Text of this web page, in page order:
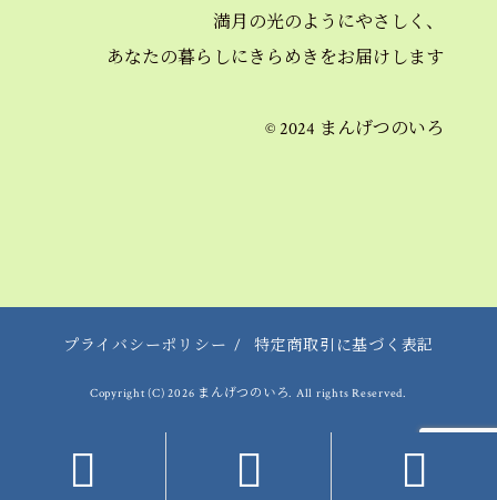
満月の光のようにやさしく、
あなたの暮らしにきらめきをお届けします
© 2024 まんげつのいろ
プライバシーポリシー / 特定商取引に基づく表記
Copyright (C) 2026 まんげつのいろ. All rights Reserved.
  